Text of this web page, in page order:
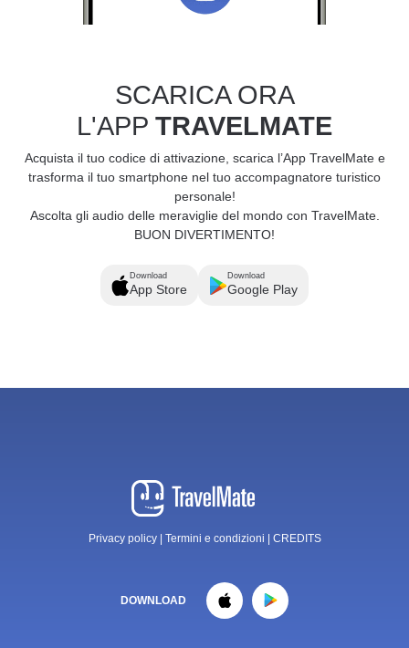
SCARICA ORA
L'APP TRAVELMATE
Acquista il tuo codice di attivazione, scarica l’App TravelMate e
trasforma il tuo smartphone nel tuo accompagnatore turistico
personale!
Ascolta gli audio delle meraviglie del mondo con TravelMate.
BUON DIVERTIMENTO!
Download
App Store
Download
Google Play
Privacy policy| Termini e condizioni CREDITS
DOWNLOAD